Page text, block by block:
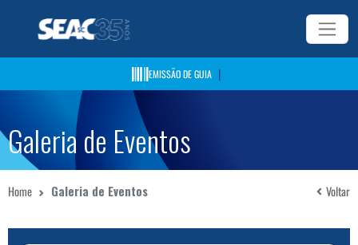
EMISSÃO DE GUIA |
Galeria de Eventos
Home Galeria de Eventos Voltar